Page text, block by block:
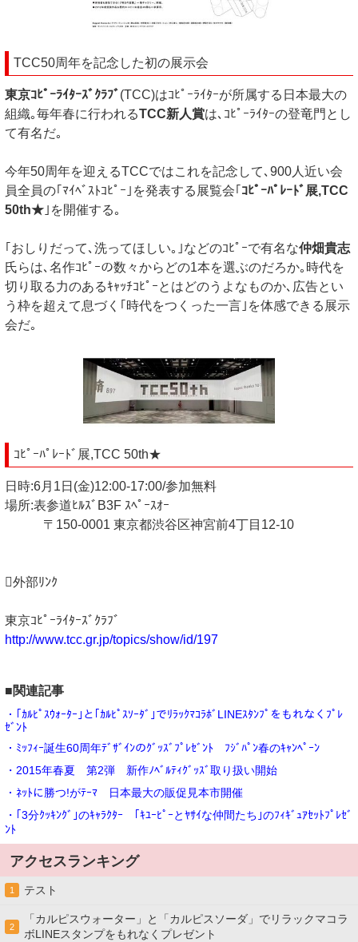
TCC50周年を記念した初の展示会
東京ｺﾋﾟｰﾗｲﾀｰｽﾞｸﾗﾌﾞ(TCC)はｺﾋﾟｰﾗｲﾀｰが所属する日本最大の
組織｡毎年春に行われるTCC新人賞は､ｺﾋﾟｰﾗｲﾀｰの登竜門とし
て有名だ｡
今年50周年を迎えるTCCではこれを記念して､900人近い会
員全員の｢ﾏｲﾍﾞｽﾄｺﾋﾟｰ｣を発表する展覧会｢ ｺﾋﾟｰﾊﾟﾚｰﾄﾞ展,TCC
50th★ ｣を開催する｡
｢おしりだって､洗ってほしい｡｣などのｺﾋﾟｰで有名な仲畑貴志
氏らは､名作ｺﾋﾟｰの数々からどの1本を選ぶのだろか｡時代を
切り取る力のあるｷｬｯﾁｺﾋﾟｰとはどのうよなものか､広告とい
う枠を超えて息づく｢時代をつくった一言｣を体感できる展示
会だ｡
ｺﾋﾟｰﾊﾟﾚｰﾄﾞ展,TCC 50th★
日時:6月1日(金)12:00-17:00/参加無料
場所:表参道ﾋﾙｽﾞB3F ｽﾍﾟｰｽｵｰ
〒150-0001 東京都渋谷区神宮前4丁目12-10
外部ﾘﾝｸ
東京ｺﾋﾟｰﾗｲﾀｰｽﾞｸﾗﾌﾞ
http://www.tcc.gr.jp/topics/show/id/197
■関連記事
・｢ｶﾙﾋﾟｽｳｫｰﾀｰ｣と｢ｶﾙﾋﾟｽｿｰﾀﾞ｣でﾘﾗｯｸﾏｺﾗﾎﾞLINEｽﾀﾝﾌﾟをもれなくﾌﾟﾚ
ｾﾞﾝﾄ
・ﾐｯﾌｨｰ誕生60周年ﾃﾞｻﾞｲﾝのｸﾞｯｽﾞﾌﾟﾚｾﾞﾝﾄ ﾌｼﾞﾊﾟﾝ春のｷｬﾝﾍﾟｰﾝ
・2015年春夏 第2弾 新作ﾉﾍﾞﾙﾃｨｸﾞｯｽﾞ取り扱い開始
・ﾈｯﾄに勝つ!がﾃｰﾏ 日本最大の販促見本市開催
・｢3分ｸｯｷﾝｸﾞ｣のｷｬﾗｸﾀｰ ｢ｷﾕｰﾋﾟｰとﾔｻｲな仲間たち｣のﾌｨｷﾞｭｱｾｯﾄﾌﾟﾚｾﾞ
ﾝﾄ
アクセスランキング
1 テスト
2
「カルピスウォーター」と「カルピスソーダ」でリラックマコラ
ボLINEスタンプをもれなくプレゼント